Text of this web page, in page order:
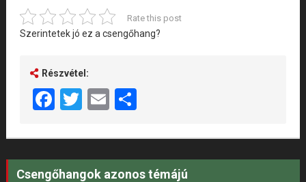
Rate this post
Szerintetek jó ez a csengőhang?
Részvétel:
Facebook
Twitter
EmailShare
Csengőhangok azonos témájú